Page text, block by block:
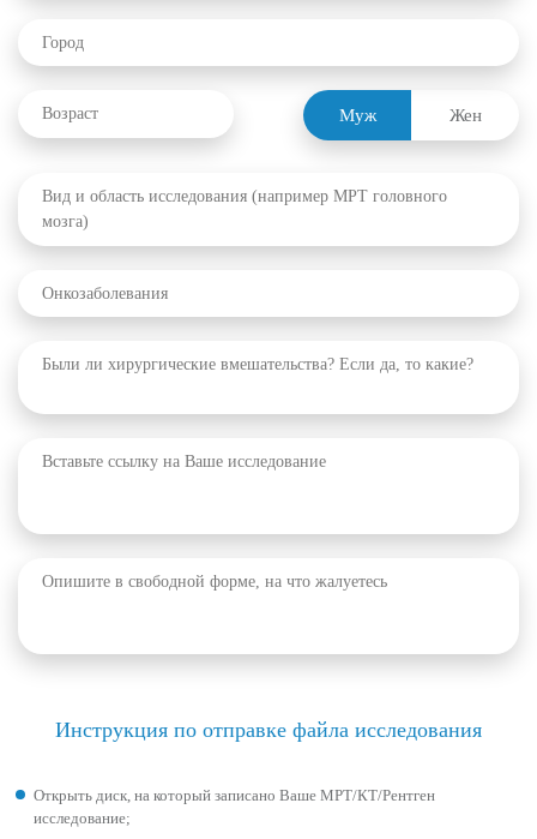
Муж Жен
Инструкция по отправке файла исследования
Открыть диск, на который записано Ваше МРТ/КТ/Рентген
исследование;